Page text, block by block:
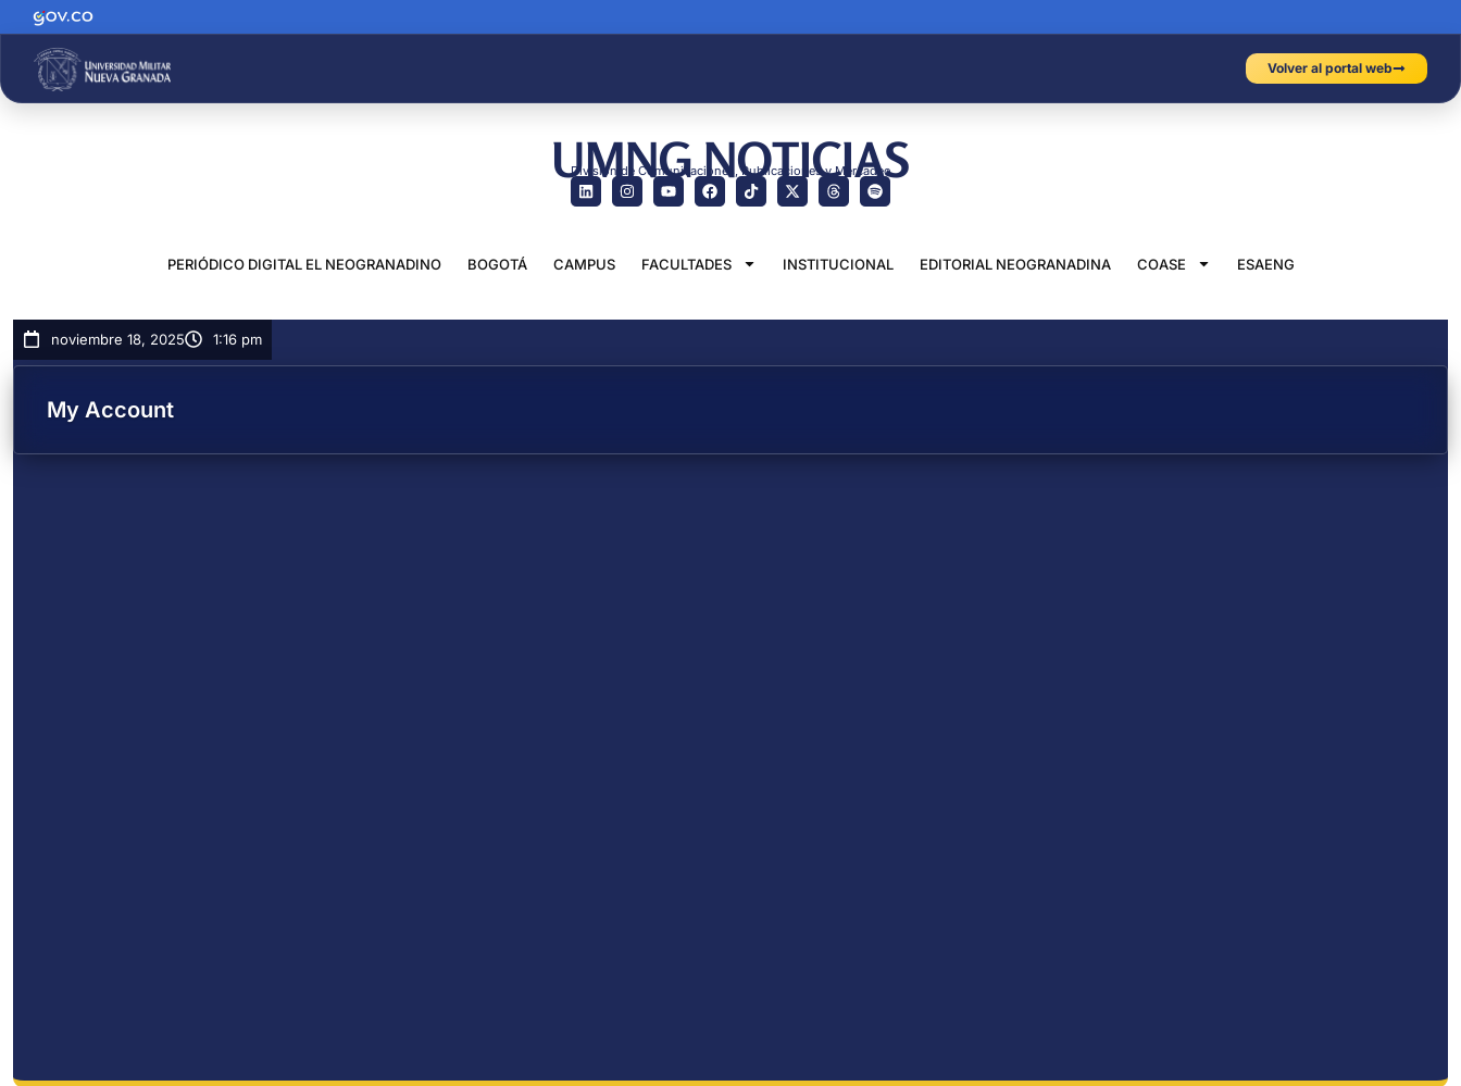
Volver al portal web
UMNG NOTICIAS
División de Comunicaciones, Publicaciones y Mercadeo
PERIÓDICO DIGITAL EL NEOGRANADINO BOGOTÁ CAMPUS FACULTADES INSTITUCIONAL EDITORIAL NEOGRANADINA COASE ESAENG
noviembre 18, 2025 1:16 pm
My Account